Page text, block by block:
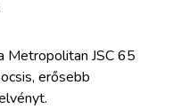
Metropolitan JSC 65
erősebb